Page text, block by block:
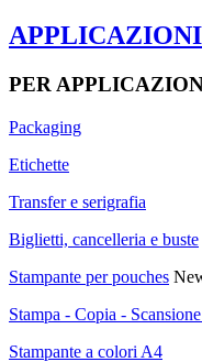
PER
Packaging
Etichette
Transfer e serigrafia
Biglietti, cancelleria e buste
Stampante per pouches
Stampa - Copia -
Stampante a colori A4